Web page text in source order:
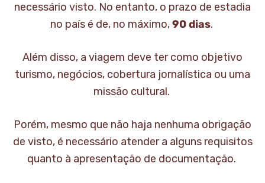
necessário visto. No entanto, o prazo de estadia
no país é de, no máximo,90 dias.
Além disso, a viagem deve ter como objetivo
turismo, negócios, cobertura jornalística ou uma
missão cultural.
Porém, mesmo que não haja nenhuma obrigação
de visto, é necessário atender a alguns requisitos
quanto à apresentação de documentação.